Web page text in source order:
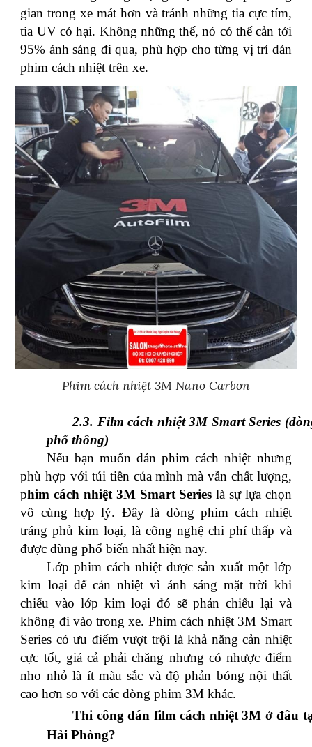
gian trong xe mát hơn và tránh những tia cực tím,
tia UV có hại. Không những thế, nó có thể cản tới
95% ánh sáng đi qua, phù hợp cho từng vị trí dán
phim cách nhiệt trên xe.
Phim cách nhiệt 3M Nano Carbon
2.3. Film cách nhiệt 3M Smart Series
phổ thông)
Nếu bạn muốn dán phim cách nhiệt nhưng
phù hợp với túi tiền của mình mà vẫn chất lượng,
phim cách nhiệt 3M Smart Series là sự lựa chọn
vô cùng hợp lý. Đây là dòng phim cách nhiệt
tráng phủ kim loại, là công nghệ chi phí thấp và
được dùng phổ biến nhất hiện nay.
Lớp phim cách nhiệt được sản xuất một lớp
kim loại để cản nhiệt vì ánh sáng mặt trời khi
chiếu vào lớp kim loại đó sẽ phản chiếu lại và
không đi vào trong xe. Phim cách nhiệt 3M Smart
Series có ưu điểm vượt trội là khả năng cản nhiệt
cực tốt, giá cả phải chăng nhưng có nhược điểm
nho nhỏ là ít màu sắc và độ phản bóng nội thất
cao hơn so với các dòng phim 3M khác.
Thi công dán film cách nhiệt 3M ở đâu
Hải Phòng?